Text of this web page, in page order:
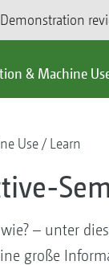
Demonstration
& Machine
Use Learn
– unter
große